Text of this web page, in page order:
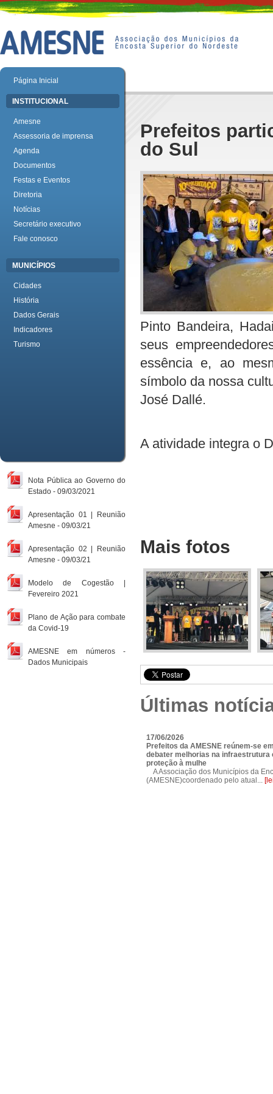
Página Inicial
INSTITUCIONAL
Amesne
Assessoria de imprensa
Agenda
Documentos
Festas e Eventos
Diretoria
Notícias
Secretário executivo
Fale conosco
MUNICÍPIOS
Cidades
História
Dados Gerais
Indicadores
Turismo
Nota Pública ao Governo do
Estado - 09/03/2021
Apresentação 01 | Reunião
Amesne - 09/03/21
Apresentação 02 | Reunião
Amesne - 09/03/21
Modelo de Cogestão |
Fevereiro 2021
Plano de Ação para combate
da Covid-19
AMESNE em números -
Dados Municipais
Prefeitos
do Sul
Pinto Bandeira,
seus
essência e, ao
símbolo da nossa
José Dallé.
A atividade integra o
Mais fotos
Últimas
17/06/2026
Prefeitos da AMESNE reúnem-se
debater melhorias na infraestrutura
proteção à mulhe
A Associação dos Municípios da
(AMESNE)coordenado pelo atual...